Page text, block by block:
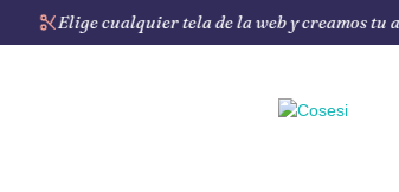
Elige cualquier tela de la web y creamos tu